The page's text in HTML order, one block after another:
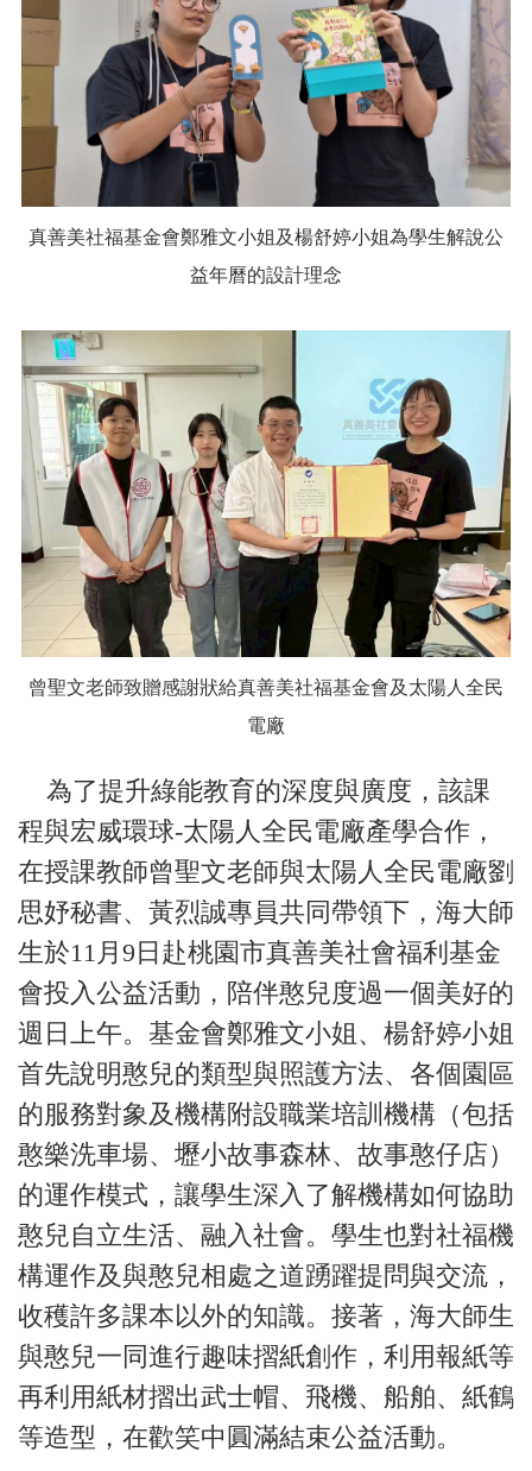
真善美社福基金會鄭雅文小姐及楊舒婷小姐為學生解說公
益年曆的設計理念
曾聖文老師致贈感謝狀給真善美社福基金會及太陽人全民
電廠
為了提升綠能教育的深度與廣度，該課
程與宏威環球-太陽人全民電廠產學合作，
在授課教師曾聖文老師與太陽人全民電廠劉
思妤秘書、黃烈誠專員共同帶領下，海大師
生於11月9日赴桃園市真善美社會福利基金
會投入公益活動，陪伴憨兒度過一個美好的
週日上午。基金會鄭雅文小姐、楊舒婷小姐
首先說明憨兒的類型與照護方法、各個園區
的服務對象及機構附設職業培訓機構（包括
憨樂洗車場、壢小故事森林、故事憨仔店）
的運作模式，讓學生深入了解機構如何協助
憨兒自立生活、融入社會。學生也對社福機
構運作及與憨兒相處之道踴躍提問與交流，
收穫許多課本以外的知識。接著，海大師生
與憨兒一同進行趣味摺紙創作，利用報紙等
再利用紙材摺出武士帽、飛機、船舶、紙鶴
等造型，在歡笑中圓滿結束公益活動。